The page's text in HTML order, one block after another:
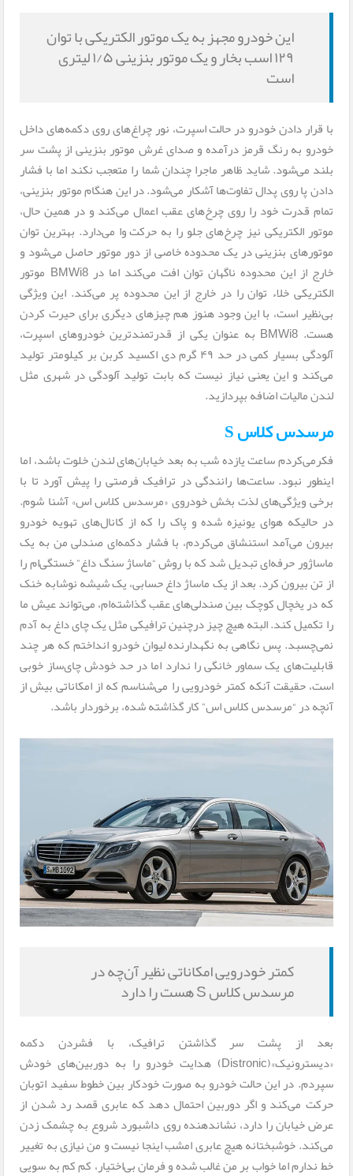
این خودرو مجهز به یک موتور الکتریکی با توان
۱۲۹ اسب بخار و یک موتور بنزینی ۱/۵ لیتری
است
با قرار دادن خودرو در حالت اسپرت، نور چراغ‌های روی دکمه‌های داخل
خودرو به رنگ قرمز درآمده و صدای غرش موتور بنزینی از پشت سر
بلند می‌شود. شاید ظاهر ماجرا چندان شما را متعجب نکند اما با فشار
دادن پا روی پدال تفاوت‌ها آشکار می‌شود. در این هنگام موتور بنزینی،
تمام قدرت خود را روی چرخ‌های عقب اعمال می‌کند و در همین حال،
موتور الکتریکی نیز چرخ‌های جلو را به حرکت وا می‌دارد. بهترین توان
موتورهای بنزینی در یک محدوده‌ خاصی از دور موتور حاصل می‌شود و
خارج از این محدوده ناگهان توان افت می‌کند اما در BMWi8 موتور
الکتریکی خلاء توان را در خارج از این محدوده پر می‌کند. این ویژگی
بی‌نظیر است، با این وجود هنوز هم چیزهای دیگری برای حیرت کردن
هست. BMWi8 به عنوان یکی از قدرتمندترین خودروهای اسپرت،
آلودگی بسیار کمی در حد ۴۹ گرم دی اکسید کربن بر کیلومتر تولید
می‌کند و این یعنی نیاز نیست که بابت تولید آلودگی در شهری مثل
لندن مالیات اضافه بپردازید.
مرسدس کلاس S
فکرمی‌کردم ساعت یازده شب به بعد خیابان‌های لندن خلوت باشد، اما
اینطور نبود. ساعت‌ها رانندگی در ترافیک فرصتی را پیش آورد تا با
برخی ویژگی‌های لذت بخش خودروی «مرسدس کلاس اس» آشنا شوم.
در حالیکه هوای یونیزه شده و پاک را که از کانال‌های تهویه خودرو
بیرون می‌آمد استنشاق می‌کردم، با فشار دکمه‌ای صندلی من به یک
ماساژور حرفه‌ای تبدیل شد که با روش “ماساژ سنگ داغ” خستگی‌ام را
از تن بیرون کرد. بعد از یک ماساژ داغ حسابی، یک شیشه نوشابه خنک
که در یخچال کوچک بین صندلی‌های عقب گذاشته‌ام، می‌تواند عیش ما
را تکمیل کند. البته هیچ چیز درچنین ترافیکی مثل یک چای داغ به آدم
نمی‌چسبد. پس نگاهی به نگهدارنده لیوان خودرو انداختم که هر چند
قابلیت‌های یک سماور خانگی را ندارد اما در حد خودش چای‌ساز خوبی
است، حقیقت آنکه کمتر خودرویی را می‌شناسم که از امکاناتی بیش از
آنچه در “مرسدس کلاس اس” کار گذاشته شده، برخوردار باشد.
کمتر خودرویی امکاناتی نظیر آن‌چه در
مرسدس کلاس S هست را دارد
بعد از پشت سر گذاشتن ترافیک، با فشردن دکمه
«دیسترونیک»(Distronic) هدایت خودرو را به دوربین‌های خودش
سپردم. در این حالت خودرو به صورت خودکار بین خطوط سفید اتوبان
حرکت می‌کند و اگر دوربین احتمال دهد که عابری قصد رد شدن از
عرض خیابان را دارد، نشاندهنده روی داشبورد شروع به چشمک زدن
می‌کند. خوشبختانه هیچ عابری امشب اینجا نیست و من نیازی به تغییر
خط ندارم اما خواب‌ بر من غالب شده و فرمان بی‌اختیار، کم کم به سویی